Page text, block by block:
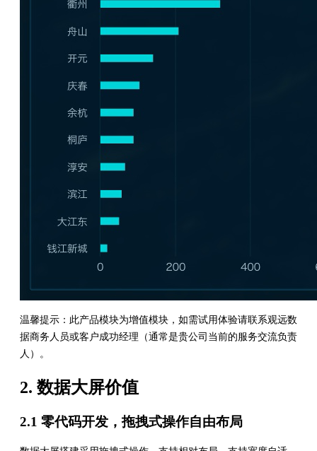
温馨提示：此产品模块为增值模块，如需试用体验请联系观远数
据商务人员或客户成功经理（通常是贵公司当前的服务交流负责
人）。
2. 数据大屏价值
2.1 零代码开发，拖拽式操作自由布局